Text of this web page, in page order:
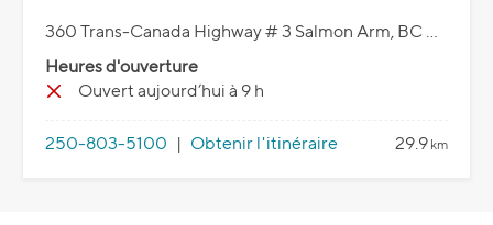
360 Trans-Canada Highway # 3 Salmon Arm, BC V1E 1S9
Heures d'ouverture
Ouvert aujourd’hui à 9 h
250-803-5100 | Obtenir l'itinéraire 29.9 km